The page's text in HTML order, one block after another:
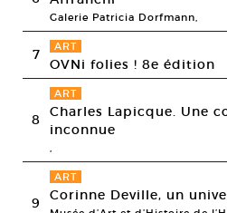
Galerie Patricia Dorfmann,
7 ART
OVNi folies ! 8e édition
8
ART
Charles Lapicque. Une
inconnue
,
9
ART
Corinne Deville, un